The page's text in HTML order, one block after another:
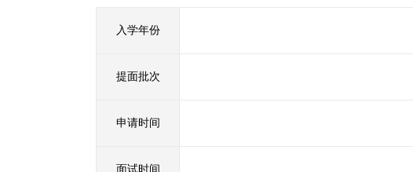
入学年份
提面批次
申请时间
面试时间